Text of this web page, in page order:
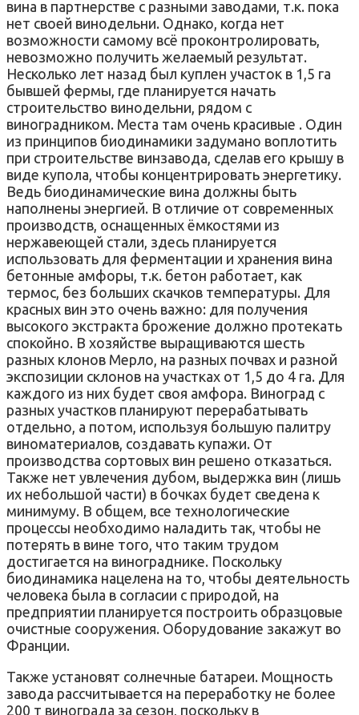
вина в партнерстве с разными заводами, т.к. пока
нет своей винодельни. Однако, когда нет
возможности самому всё проконтролировать,
невозможно получить желаемый результат.
Несколько лет назад был куплен участок в 1,5 га
бывшей фермы, где планируется начать
строительство винодельни, рядом с
виноградником. Места там очень красивые . Один
из принципов биодинамики задумано воплотить
при строительстве винзавода, сделав его крышу в
виде купола, чтобы концентрировать энергетику.
Ведь биодинамические вина должны быть
наполнены энергией. В отличие от современных
производств, оснащенных ёмкостями из
нержавеющей стали, здесь планируется
использовать для ферментации и хранения вина
бетонные амфоры, т.к. бетон работает, как
термос, без больших скачков температуры. Для
красных вин это очень важно: для получения
высокого экстракта брожение должно протекать
спокойно. В хозяйстве выращиваются шесть
разных клонов Мерло, на разных почвах и разной
экспозиции склонов на участках от 1,5 до 4 га. Для
каждого из них будет своя амфора. Виноград с
разных участков планируют перерабатывать
отдельно, а потом, используя большую палитру
виноматериалов, создавать купажи. От
производства сортовых вин решено отказаться.
Также нет увлечения дубом, выдержка вин (лишь
их небольшой части) в бочках будет сведена к
минимуму. В общем, все технологические
процессы необходимо наладить так, чтобы не
потерять в вине того, что таким трудом
достигается на винограднике. Поскольку
биодинамика нацелена на то, чтобы деятельность
человека была в согласии с природой, на
предприятии планируется построить образцовые
очистные сооружения. Оборудование закажут во
Франции.
Также установят солнечные батареи. Мощность
завода рассчитывается на переработку не более
200 т винограда за сезон, поскольку в